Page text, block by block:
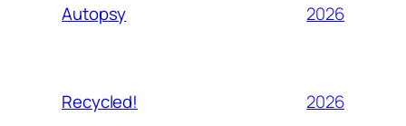
Autopsy 2026
Recycled! 2026